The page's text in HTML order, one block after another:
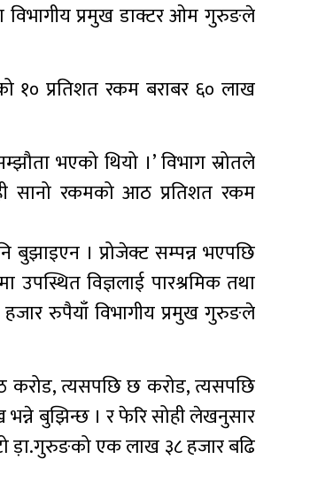
विभागीय प्रमुख डाक्टर ओम गुरुङले
१० प्रतिशत रकम बराबर ६० लाख
भएको थियो ।’ विभाग स्रोतले
सानो रकमको आठ प्रतिशत रकम
। प्रोजेक्ट सम्पन्न भएपछि
उपस्थित विज्ञलाई पारश्रमिक तथा
रुपैयाँ विभागीय प्रमुख गुरुङले
त्यसपछि छ करोड, त्यसपछि
भन्ने बुझिन्छ । र फेरि सोही लेखनुसार
ड़ा.गुरुङको एक लाख ३८ हजार बढि